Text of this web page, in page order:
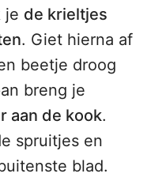
je de krieltjes
. Giet hierna af
beetje droog
breng je
aan de kook.
spruitjes en
blad.